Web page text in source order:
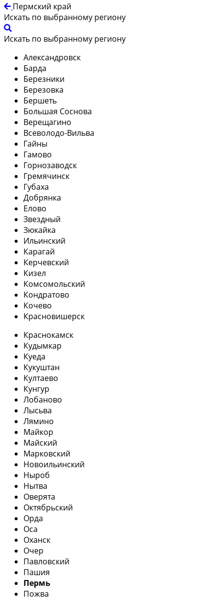
Пермский край
Искать по выбранному региону
Искать по выбранному региону
Александровск
Барда
Березники
Березовка
Бершеть
Большая Соснова
Верещагино
Всеволодо-Вильва
Гайны
Гамово
Горнозаводск
Гремячинск
Губаха
Добрянка
Елово
Звездный
Зюкайка
Ильинский
Карагай
Керчевский
Кизел
Комсомольский
Кондратово
Кочево
Красновишерск
Краснокамск
Кудымкар
Куеда
Кукуштан
Култаево
Кунгур
Лобаново
Лысьва
Лямино
Майкор
Майский
Марковский
Новоильинский
Ныроб
Нытва
Оверята
Октябрьский
Орда
Оса
Оханск
Очер
Павловский
Пашия
Пермь
Пожва